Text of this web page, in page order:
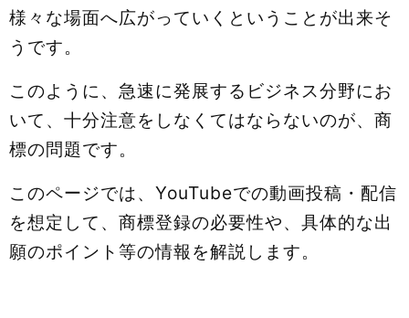
様々な場面へ広がっていくということが出来そ
うです。
このように、急速に発展するビジネス分野にお
いて、十分注意をしなくてはならないのが、商
標の問題です。
このページでは、YouTubeでの動画投稿・配信
を想定して、商標登録の必要性や、具体的な出
願のポイント等の情報を解説します。